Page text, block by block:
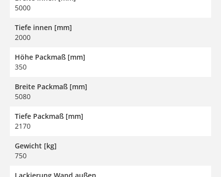
5000
Tiefe innen [mm]
2000
Höhe Packmaß [mm]
350
Breite Packmaß [mm]
5080
Tiefe Packmaß [mm]
2170
Gewicht [kg]
750
Lackierung Wand außen